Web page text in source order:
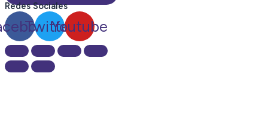
Redes Sociales
TwitterYoutube